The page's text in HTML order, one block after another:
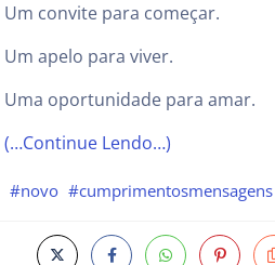
Um convite para começar.
Um apelo para viver.
Uma oportunidade para amar.
(…Continue Lendo…)
#novo #cumprimentosmensagens